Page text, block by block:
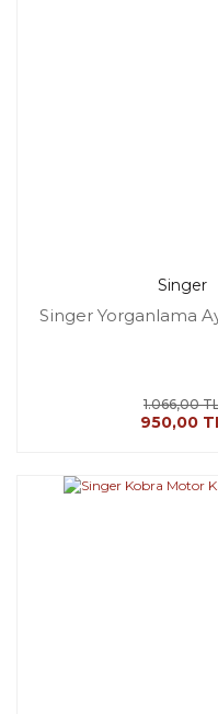
Singer
Singer Yorganlama
1.066,00
950,00